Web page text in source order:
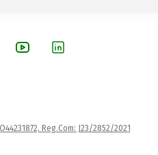
Reg.Com: J23/2852/2021